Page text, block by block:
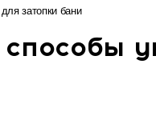
затопки бани